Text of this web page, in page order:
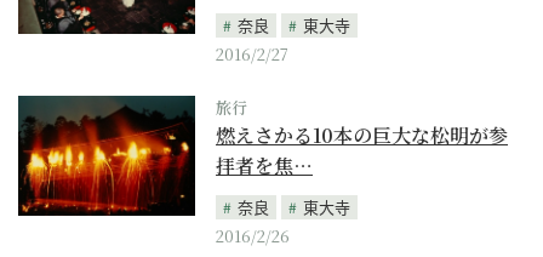
奈良
東大寺
2016/2/27
旅行
燃えさかる10本の巨大な松明が参
拝者を焦…
奈良
東大寺
2016/2/26